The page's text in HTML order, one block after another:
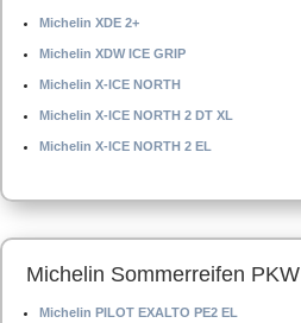
Michelin XDE 2+
Michelin XDW ICE GRIP
Michelin X-ICE NORTH
Michelin X-ICE NORTH 2 DT XL
Michelin X-ICE NORTH 2 EL
Michelin Sommerreifen PKW
Michelin PILOT EXALTO PE2 EL